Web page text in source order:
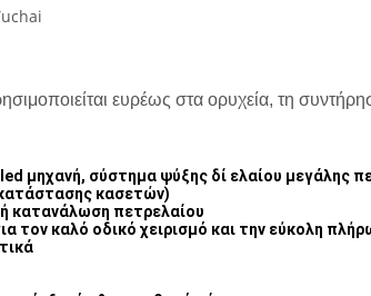
ευρέως στα ορυχεία, τη
μηχανή, σύστημα ψύξης δί ελαίου μεγάλης
κασετών)
κατανάλωση πετρελαίου
τον καλό οδικό χειρισμό και την εύκολη